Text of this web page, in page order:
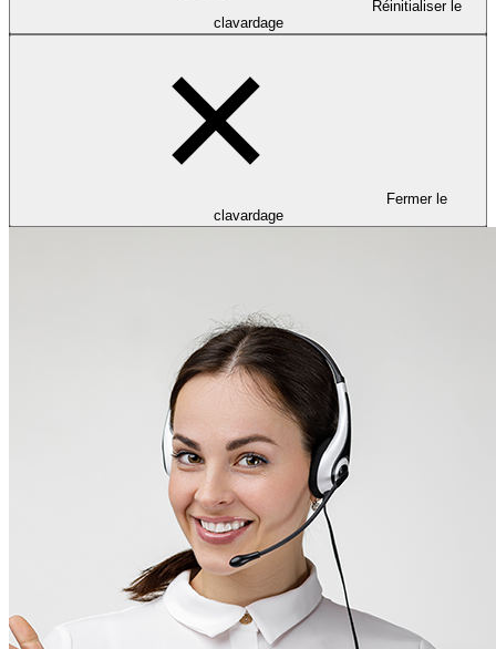
Réinitialiser le
clavardage
Fermer le
clavardage